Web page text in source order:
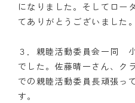
歴代会長・幹事
案内
例会場・事務局の案内
になりました。そしてロー
てありがとうございました。
３．親睦活動委員会一同
でした。佐藤晴一さん、ク
での親睦活動委員長頑張っ
す。